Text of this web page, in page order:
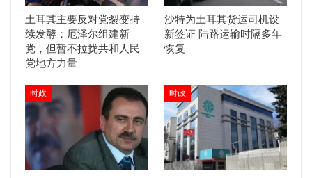
土耳其主要反对党裂变持
续发酵：厄泽尔组建新
党，但暂不拉拢共和人民
党地方力量
沙特为土耳其货运司机设
新签证 陆路运输时隔多年
恢复
时政 时政